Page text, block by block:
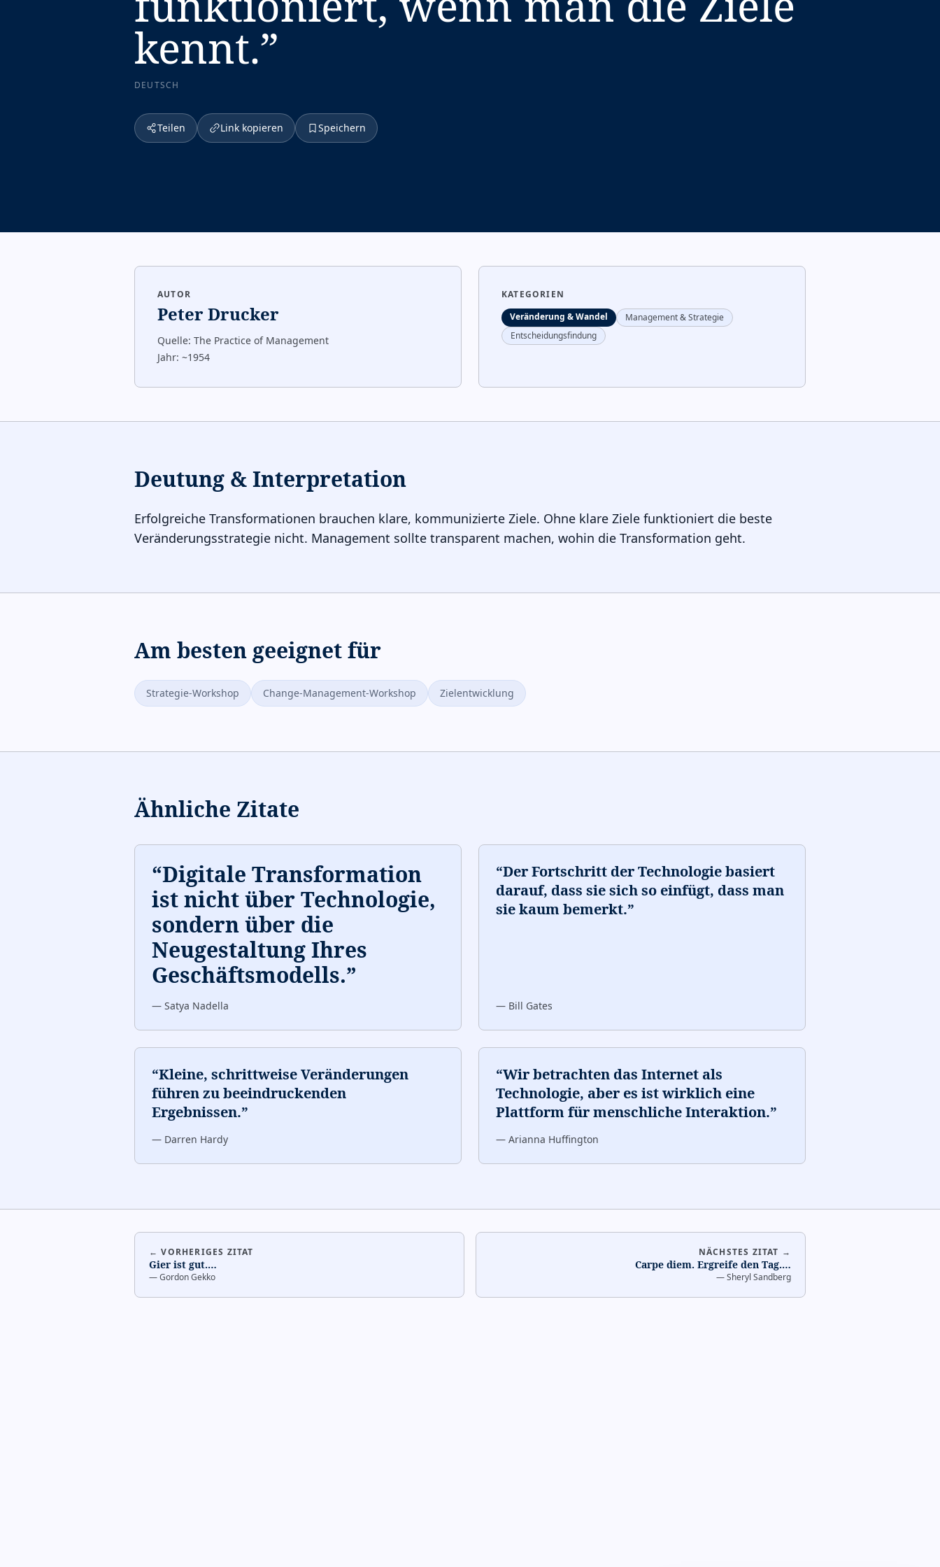
kennt.”
DEUTSCH
Teilen Link kopieren Speichern
AUTOR
Peter Drucker
Quelle: The Practice of Management
Jahr: ~1954
KATEGORIEN
Veränderung & Wandel
Management & Strategie
Entscheidungsfindung
Deutung & Interpretation
Erfolgreiche Transformationen brauchen klare, kommunizierte Ziele. Ohne klare Ziele funktioniert die beste
Veränderungsstrategie nicht. Management sollte transparent machen, wohin die Transformation geht.
Am besten geeignet für
Strategie-Workshop Change-Management-Workshop Zielentwicklung
Ähnliche Zitate
“Digitale Transformation
ist nicht über Technologie,
sondern über die
Neugestaltung Ihres
Geschäftsmodells.”
— Satya Nadella
“Der Fortschritt der Technologie basiert
darauf, dass sie sich so einfügt, dass man
sie kaum bemerkt.”
— Bill Gates
“Kleine, schrittweise Veränderungen
führen zu beeindruckenden
Ergebnissen.”
— Darren Hardy
“Wir betrachten das Internet als
Technologie, aber es ist wirklich eine
Plattform für menschliche Interaktion.”
— Arianna Huffington
← VORHERIGES ZITAT
Gier ist gut.…
—Gordon Gekko
NÄCHSTES ZITAT →
Carpe diem. Ergreife den Tag.…
—Sheryl Sandberg